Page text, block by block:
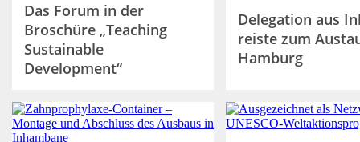
Das Forum in der
Broschüre „Teaching
Sustainable
Development“
Delegation aus
reiste zum
Hamburg